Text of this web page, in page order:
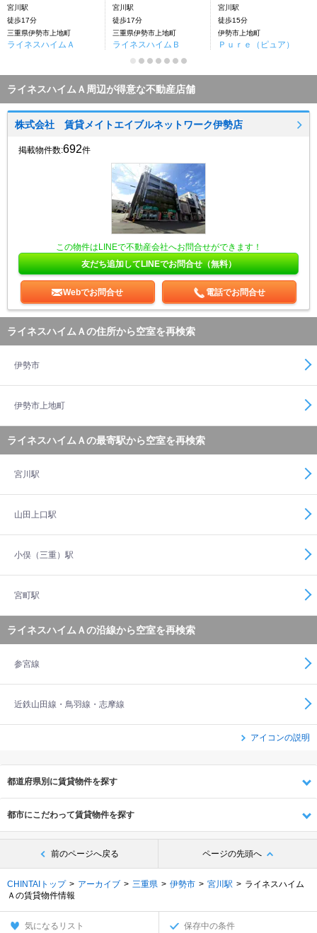
宮川駅
徒歩17分
三重県伊勢市上地町
ライネスハイムＡ
宮川駅
徒歩17分
三重県伊勢市上地町
ライネスハイムＢ
宮川駅
徒歩15分
伊勢市上地町
Ｐｕｒｅ（ピュア）
ライネスハイムＡ周辺が得意な不動産店舗
株式会社 賃貸メイトエイブルネットワーク伊勢店
掲載物件数:692件
この物件はLINEで不動産会社へお問合せができます！
友だち追加してLINEでお問合せ（無料）
Webでお問合せ 電話でお問合せ
ライネスハイムＡの住所から空室を再検索
伊勢市
伊勢市上地町
ライネスハイムＡの最寄駅から空室を再検索
宮川駅
山田上口駅
小俣（三重）駅
宮町駅
ライネスハイムＡの沿線から空室を再検索
参宮線
近鉄山田線・鳥羽線・志摩線
アイコンの説明
都道府県別に賃貸物件を探す
都市にこだわって賃貸物件を探す
前のページへ戻る ページの先頭へ
CHINTAIトップ アーカイブ 三重県 伊勢市 宮川駅
ライネスハイム
Ａの賃貸物件情報
気になるリスト 保存中の条件